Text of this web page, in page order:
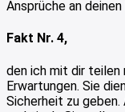
Ansprüche an
Fakt Nr. 4,
den ich mit dir teilen
Erwartungen. Sie
Sicherheit zu